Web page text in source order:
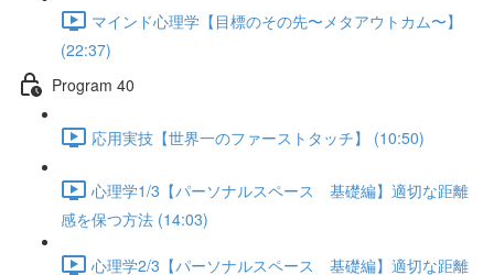
マインド心理学【目標のその先〜メタアウトカム〜】
(22:37)
Program 40
応用実技【世界一のファーストタッチ】 (10:50)
心理学1/3【パーソナルスペース 基礎編】適切な距離
感を保つ方法 (14:03)
心理学2/3【パーソナルスペース 基礎編】適切な距離